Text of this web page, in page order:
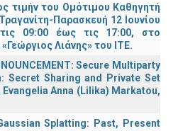
τιμήν του Ομότιμου Καθηγητή
Παρασκευή 12 Ιουνίου
09:00 έως τις 17:00, στο
Λιάνης» του ΙΤΕ.
Secure Multiparty
Secret Sharing and Private Set
Evangelia Anna (Lilika) Markatou,
Splatting: Past, Present